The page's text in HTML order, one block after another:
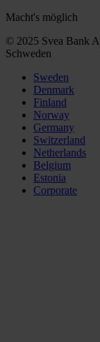
Macht's möglich
© 2025 Svea Bank
Schweden
Sweden
Denmark
Finland
Norway
Germany
Switzerland
Netherlands
Belgium
Estonia
Corporate